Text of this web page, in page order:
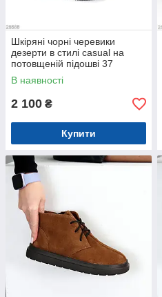
Шкіряні чорні черевики
дезерти в стилі casual на
потовщеній підошві 37
В наявності
2 100 ₴
Купити